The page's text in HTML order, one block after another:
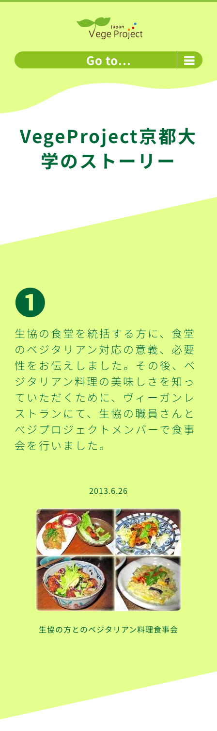
Go to...
VegeProject京都大
学のストーリー
➊
生協の食堂を統括する方に、食堂
のベジタリアン対応の意義、必要
性をお伝えしました。その後、ベ
ジタリアン料理の美味しさを知っ
ていただくために、ヴィーガンレ
ストランにて、生協の職員さんと
べジプロジェクトメンバーで食事
会を行いました。
2013.6.26
生協の方とのベジタリアン料理食事会